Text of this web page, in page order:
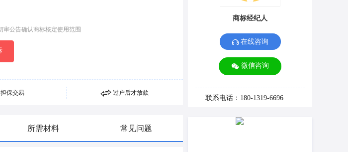
审公告确认商标核定使用范围
担保交易 过户后才放款
所需材料 常见问题
商标经纪人
在线咨询
微信咨询
联系电话：180-1319-6696